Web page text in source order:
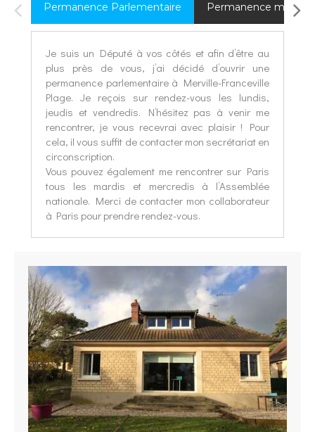
Permanence Parlementaire Permanence mobile
Je suis un Député à vos côtés et afin d’être au
plus près de vous, j’ai décidé d’ouvrir une
permanence parlementaire à Merville-Franceville
Plage. Je reçois sur rendez-vous les lundis,
jeudis et vendredis. N’hésitez pas à venir me
rencontrer, je vous recevrai avec plaisir ! Pour
cela, il vous suffit de contacter mon secrétariat en
circonscription.
Vous pouvez également me rencontrer sur Paris
tous les mardis et mercredis à l’Assemblée
nationale. Merci de contacter mon collaborateur
à Paris pour prendre rendez-vous.